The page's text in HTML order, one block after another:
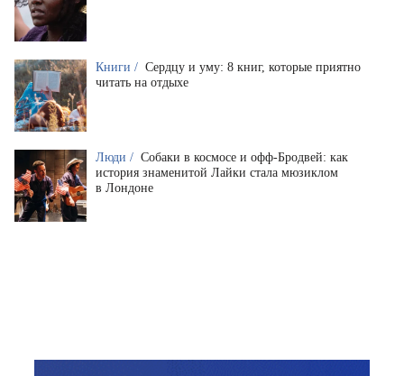
Книги / Сердцу и уму: 8 книг, которые приятно
читать на отдыхе
Люди / Собаки в космосе и офф-Бродвей: как
история знаменитой Лайки стала мюзиклом
в Лондоне